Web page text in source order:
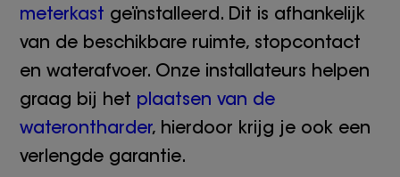
meterkast geïnstalleerd. Dit is afhankelijk
van de beschikbare ruimte, stopcontact
en waterafvoer. Onze installateurs helpen
graag bij het plaatsen van de
waterontharder, hierdoor krijg je ook een
verlengde garantie.